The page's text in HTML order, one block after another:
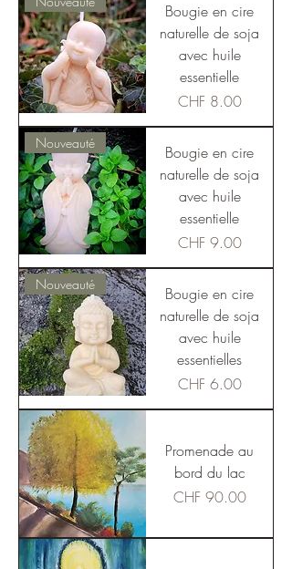
Bougie en cire
naturelle de soja
avec huile
essentielle
Price
CHF 8.00
Nouveauté
Bougie en cire
naturelle de soja
avec huile
essentielle
Price
CHF 9.00
Nouveauté
Bougie en cire
naturelle de soja
avec huile
essentielles
Price
CHF 6.00
Promenade au
bord du lac
Price
CHF 90.00